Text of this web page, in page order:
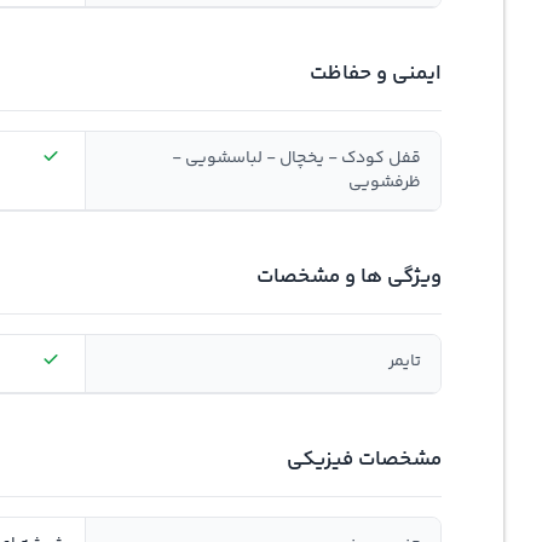
ایمنی و حفاظت
قفل کودک - یخچال - لباسشویی -
ظرفشویی
ویژگی ها و مشخصات
تایمر
مشخصات فیزیکی